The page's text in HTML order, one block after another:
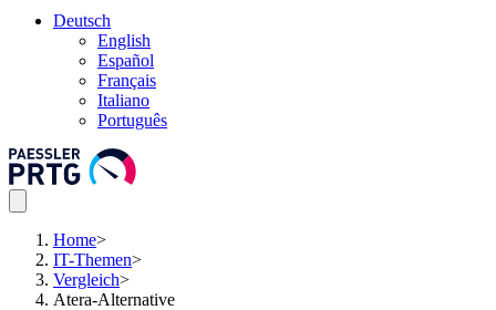
Deutsch
English
Español
Français
Italiano
Português
Home>
IT-Themen>
Vergleich>
Atera-Alternative